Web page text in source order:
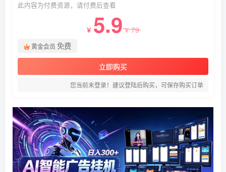
此内容为付费资源，请付费后查看
￥ 5.9￥79
黄金会员 免费
立即购买
您当前未登录！建议登陆后购买，可保存购买订单